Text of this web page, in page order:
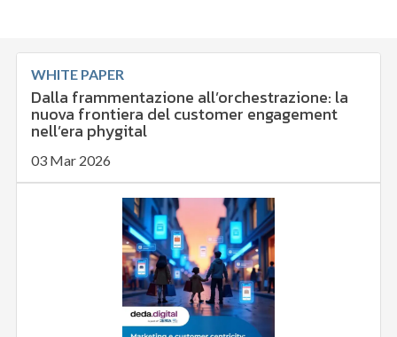
WHITE PAPER
Dalla frammentazione all’orchestrazione: la
nuova frontiera del customer engagement
nell’era phygital
03 Mar 2026